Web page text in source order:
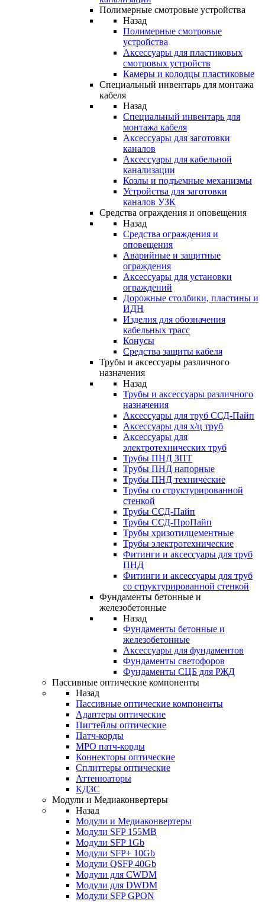
Полимерные смотровые устройства
Назад
Полимерные смотровые
устройства
Аксессуары для пластиковых
смотровых устройств
Камеры и колодцы пластиковые
Специальный инвентарь для монтажа
кабеля
Назад
Специальный инвентарь для
монтажа кабеля
Аксессуары для заготовки
каналов
Аксессуары для кабельной
канализации
Козлы и подъемные механизмы
Устройства для заготовки
каналов УЗК
Средства ограждения и оповещения
Назад
Средства ограждения и
оповещения
Аварийные и защитные
ограждения
Аксессуары для установки
ограждений
Дорожные столбики, пластины и
ИДН
Изделия для обозначения
кабельных трасс
Конусы
Средства защиты кабеля
Трубы и аксессуары различного
назначения
Назад
Трубы и аксессуары различного
назначения
Аксессуары для труб ССД-Пайп
Аксессуары для х/ц труб
Аксессуары для
электротехнических труб
Трубы ПНД ЗПТ
Трубы ПНД напорные
Трубы ПНД технические
Трубы со структурированной
стенкой
Трубы ССД-Пайп
Трубы ССД-ПроПайп
Трубы хризотилцементные
Трубы электротехнические
Фитинги и аксессуары для труб
ПНД
Фитинги и аксессуары для труб
со структурированной стенкой
Фундаменты бетонные и
железобетонные
Назад
Фундаменты бетонные и
железобетонные
Аксессуары для фундаментов
Фундаменты светофоров
Фундаменты СЦБ для РЖД
Пассивные оптические компоненты
Назад
Пассивные оптические компоненты
Адаптеры оптические
Пигтейлы оптические
Патч-корды
MPO патч-корды
Коннекторы оптические
Сплиттеры оптические
Аттенюаторы
КДЗС
Модули и Медиаконвертеры
Назад
Модули и Медиаконвертеры
Модули SFP 155MB
Модули SFP 1Gb
Модули SFP+ 10Gb
Модули QSFP 40Gb
Модули для CWDM
Модули для DWDM
Модули SFP GPON